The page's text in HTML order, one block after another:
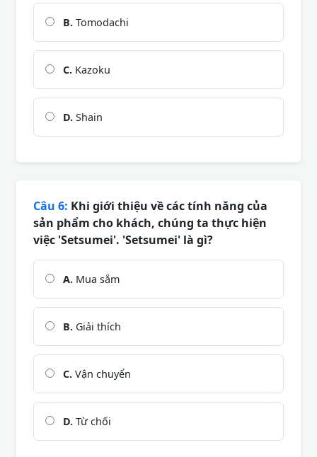
B. Tomodachi
C. Kazoku
D. Shain
Câu 6: Khi giới thiệu về các tính năng của
sản phẩm cho khách, chúng ta thực hiện
việc 'Setsumei'. 'Setsumei' là gì?
A. Mua sắm
B. Giải thích
C. Vận chuyển
D. Từ chối